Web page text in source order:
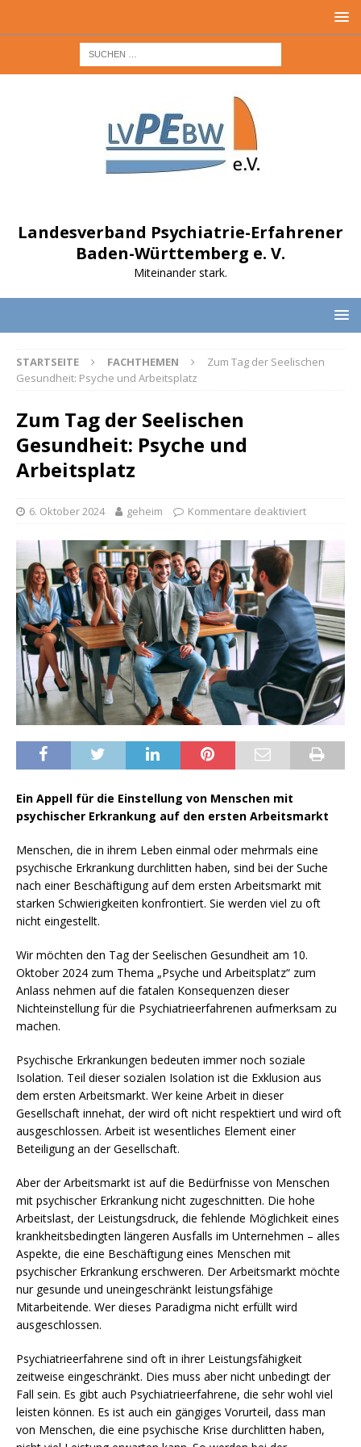
Landesverband Psychiatrie-Erfahrener
Baden-Württemberg e. V.
Miteinander stark.
STARTSEITE FACHTHEMEN
Zum Tag der Seelischen
Gesundheit: Psyche und Arbeitsplatz
Zum Tag der Seelischen
Gesundheit: Psyche und
Arbeitsplatz
6. Oktober 2024 geheim Kommentare deaktiviert
Ein Appell für die Einstellung von Menschen mit
psychischer Erkrankung auf den ersten Arbeitsmarkt
Menschen, die in ihrem Leben einmal oder mehrmals eine
psychische Erkrankung durchlitten haben, sind bei der Suche
nach einer Beschäftigung auf dem ersten Arbeitsmarkt mit
starken Schwierigkeiten konfrontiert. Sie werden viel zu oft
nicht eingestellt.
Wir möchten den Tag der Seelischen Gesundheit am 10.
Oktober 2024 zum Thema „Psyche und Arbeitsplatz“ zum
Anlass nehmen auf die fatalen Konsequenzen dieser
Nichteinstellung für die Psychiatrieerfahrenen aufmerksam zu
machen.
Psychische Erkrankungen bedeuten immer noch soziale
Isolation. Teil dieser sozialen Isolation ist die Exklusion aus
dem ersten Arbeitsmarkt. Wer keine Arbeit in dieser
Gesellschaft innehat, der wird oft nicht respektiert und wird oft
ausgeschlossen. Arbeit ist wesentliches Element einer
Beteiligung an der Gesellschaft.
Aber der Arbeitsmarkt ist auf die Bedürfnisse von Menschen
mit psychischer Erkrankung nicht zugeschnitten. Die hohe
Arbeitslast, der Leistungsdruck, die fehlende Möglichkeit eines
krankheitsbedingten längeren Ausfalls im Unternehmen – alles
Aspekte, die eine Beschäftigung eines Menschen mit
psychischer Erkrankung erschweren. Der Arbeitsmarkt möchte
nur gesunde und uneingeschränkt leistungsfähige
Mitarbeitende. Wer dieses Paradigma nicht erfüllt wird
ausgeschlossen.
Psychiatrieerfahrene sind oft in ihrer Leistungsfähigkeit
zeitweise eingeschränkt. Dies muss aber nicht unbedingt der
Fall sein. Es gibt auch Psychiatrieerfahrene, die sehr wohl viel
leisten können. Es ist auch ein gängiges Vorurteil, dass man
von Menschen, die eine psychische Krise durchlitten haben,